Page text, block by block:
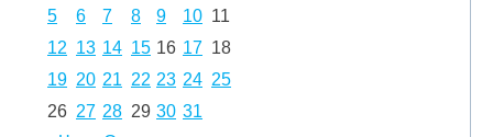
5
6 7 8 9 10 11
12 13 14 15 16 17 18
19 20 21 22 23 24 25
26 27 28 29 30 31